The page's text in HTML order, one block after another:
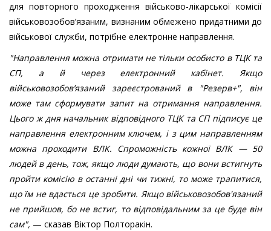
для повторного проходження військово-лікарської комісії
військовозобов’язаним, визнаним обмежено придатними до
військової служби, потрібне електронне направлення.
"Направлення можна отримати не тільки особисто в ТЦК та
СП, а й через електронний кабінет. Якщо
військовозобов’язаний зареєстрований в "Резерв+", він
може там сформувати запит на отримання направлення.
Цього ж дня начальник відповідного ТЦК та СП підписує це
направлення електронним ключем, і з цим направленням
можна проходити ВЛК. Спроможність кожної ВЛК — 50
людей в день, тож, якщо люди думають, що вони встигнуть
пройти комісію в останні дні чи тижні, то може трапитися,
що їм не вдасться це зробити. Якщо військовозобов'язаний
не прийшов, бо не встиг, то відповідальним за це буде він
сам", — сказав Віктор Полторакін.